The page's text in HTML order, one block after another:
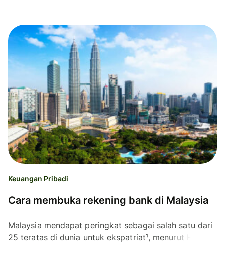
Keuangan Pribadi
Cara membuka rekening bank di Malaysia
Malaysia mendapat peringkat sebagai salah satu dari
25 teratas di dunia untuk ekspatriat¹, menurut HSBC